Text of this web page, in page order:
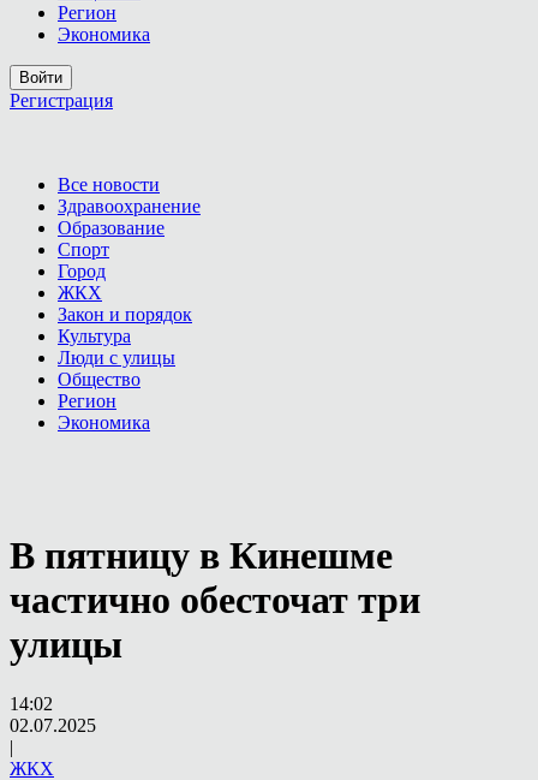
Регион
Экономика
Войти
Регистрация
Все новости
Здравоохранение
Образование
Спорт
Город
ЖКХ
Закон и порядок
Культура
Люди с улицы
Общество
Регион
Экономика
В пятницу в Кинешме
частично обесточат три
улицы
14:02
02.07.2025
|
ЖКХ